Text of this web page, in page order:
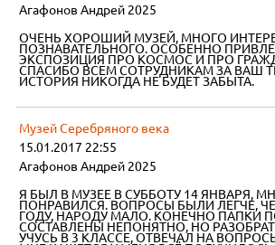
Агафонов Андрей 2025
ОЧЕНЬ ХОРОШИЙ МУЗЕЙ, МНОГО
ПОЗНАВАТЕЛЬНОГО. ОСОБЕННО
ЭКСПОЗИЦИЯ ПРО КОСМОС И ПРО
СПАСИБО ВСЕМ СОТРУДНИКАМ ЗА ВАШ
ИСТОРИЯ НИКОГДА НЕ БУДЕТ ЗАБЫТА.
Музей Серебряного века
15.01.2017 22:55
Агафонов Андрей 2025
Я БЫЛ В МУЗЕЕ В СУББОТУ 14 ЯНВАРЯ,
ПОНРАВИЛСЯ. ВОПРОСЫ БЫЛИ ЛЕГЧЕ,
ГОДУ, НАРОДУ МАЛО. КОНЕЧНО ПАПКИ
СОСТАВЛЕНЫ НЕПОНЯТНО, НО
УЧУСЬ В 3 КЛАССЕ, ОТВЕЧАЛ НА